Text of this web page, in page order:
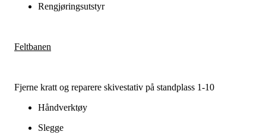
Rengjøringsutstyr
Feltbanen
Fjerne kratt og reparere skivestativ på standplass 1-10
Håndverktøy
Slegge